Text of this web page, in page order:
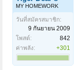
MY HOMEWORK
วันที่สมัครสมาชิก:
9 กันยายน 2009
โพสต์:
842
ค่าพลัง:
+301